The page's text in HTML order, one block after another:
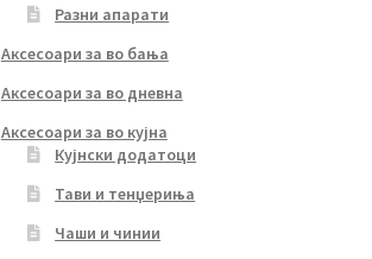
Разни апарати
Аксесоари за во бања
Аксесоари за во дневна
Аксесоари за во кујна
Кујнски додатоци
Тави и тенџериња
Чаши и чинии